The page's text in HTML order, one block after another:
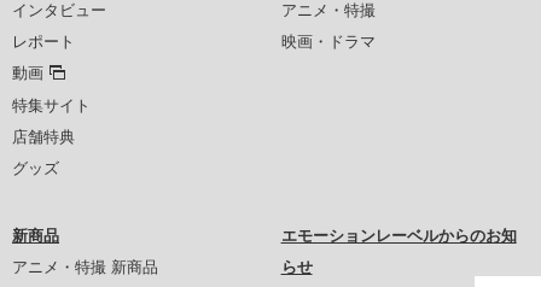
インタビュー
レポート
動画
特集サイト
店舗特典
グッズ
アニメ・特撮
映画・ドラマ
新商品
アニメ・特撮 新商品
エモーションレーベルからのお知
らせ